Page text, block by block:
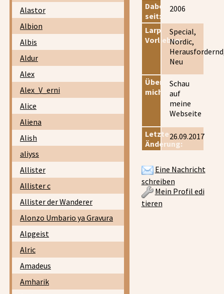
Alastor
Albion
Albis
Aldur
Alex
Alex_V_erni
Alice
Aliena
Alish
aliyss
Allister
Allister c
Allister der Wanderer
Alonzo Umbario ya Gravura
Alpgeist
Alric
Amadeus
Amharik
Dabei
seit:
2006
Larp
Vorlieben:
Special,
Nordic,
Neu
Über
mich:
Schau
auf
meine
Webseite
Letzte
Änderung:
26.09.2017
Eine Nachricht
schreiben
Mein Profil edi
tieren